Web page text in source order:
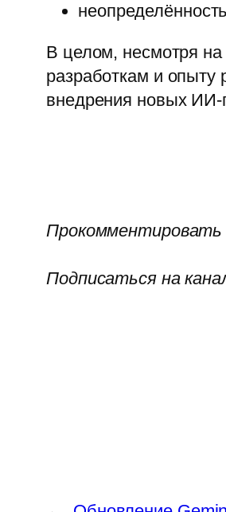
В целом, несмотря
разработкам и
внедрения новых ИИ-
Прокомментировать
Подписаться на